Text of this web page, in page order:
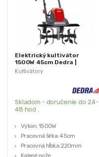
Kultivátory
Elektrický kultivátor
1500W 45cm Dedra |
DED8710
Skladom - doručenie do 24-
48 hod .
Výkon: 1500W
Pracovná šírka: 45cm
Pracovná hĺbka: 220mm
Kalené nože